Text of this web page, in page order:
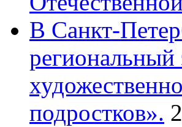
В Санкт-
подростков».